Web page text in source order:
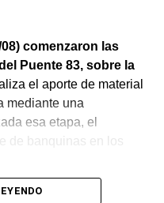
comenzaron las
Puente 83, sobre la
el aporte de material
mediante una
esa etapa, el
de banquinas en los